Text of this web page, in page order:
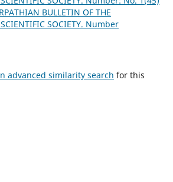
BULLETIN OF THE
SOCIETY. Number
advanced similarity search for this